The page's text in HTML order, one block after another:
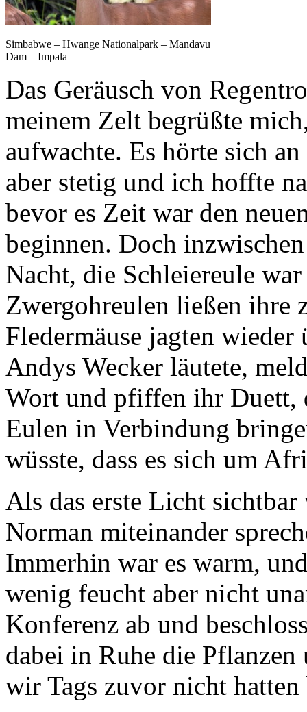
Simbabwe – Hwange Nationalpark – Mandavu
Dam – Impala
Das Geräusch von
meinem Zelt begrüßte
aufwachte. Es hörte sich
aber stetig und ich hoffte
bevor es Zeit war den
beginnen. Doch
Nacht, die Schleiereule
Zwergohreulen ließen ihre
Fledermäuse jagten
Andys Wecker läutete,
Wort und pfiffen ihr Duett,
Eulen in Verbindung
wüsste, dass es sich um
Als das erste Licht
Norman miteinander
Immerhin war es warm,
wenig feucht aber nicht
Konferenz ab und
dabei in Ruhe die Pflanzen
wir Tags zuvor nicht